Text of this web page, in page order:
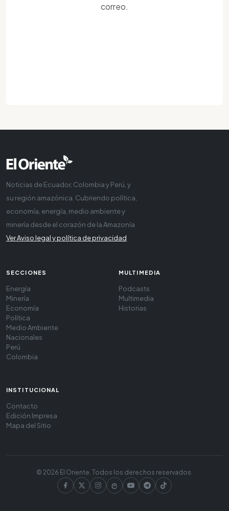
correo.
Noticias de Ecuador, Colombia y Perú, y
su región amazónica. Cubriendo política,
economía, energía, medio ambiente y
minería desde el corazón de la Amazonía
Ver Aviso legal y política de privacidad
SECCIONES
Energía
Minería
Economía
Política
Medio Ambiente
Nacionales
Perú
Colombia
MULTIMEDIA
Podcasts
Multimedia
Historias
INSTITUCIONAL
Contacto
Edición Impresa
Mapa del Sitio
© 2026 El Oriente. Todos los derechos reservados.